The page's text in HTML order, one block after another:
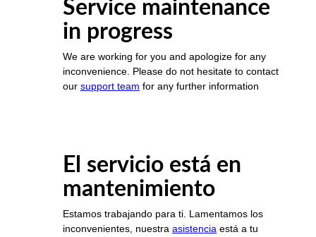
Service maintenance
in progress
We are working for you and apologize for any
inconvenience. Please do not hesitate to contact
our support team for any further information
El servicio está en
mantenimiento
Estamos trabajando para ti. Lamentamos los
inconvenientes, nuestra asistencia está a tu